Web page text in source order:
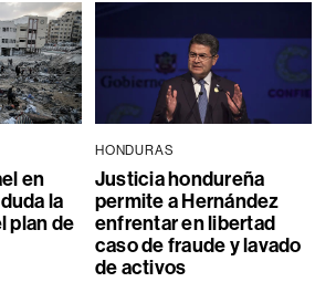
en
la
plan de
HONDURAS
Justicia hondureña
permite a Hernández
enfrentar en libertad
caso de fraude y lavado
de activos